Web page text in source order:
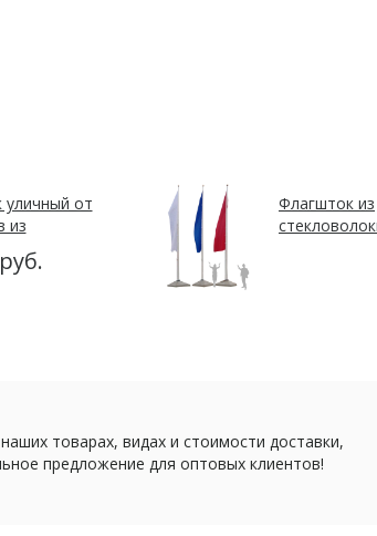
от
из
Флагшток из
товарах, видах и стоимости доставки,
предложение для оптовых клиентов!